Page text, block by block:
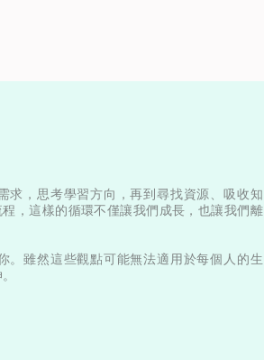
求，思考學習方向，再到尋找資源、吸收知
，這樣的循環不僅讓我們成長，也讓我們離
。雖然這些觀點可能無法適用於每個人的生